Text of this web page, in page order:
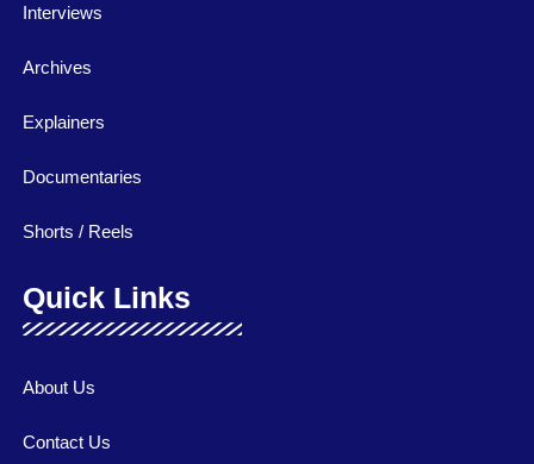
Interviews
Archives
Explainers
Documentaries
Shorts / Reels
Quick Links
About Us
Contact Us